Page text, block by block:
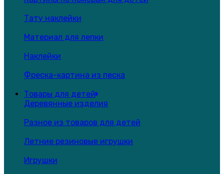
Тату наклейки
Материал для лепки
Наклейки
Фреска-картина из песка
Товары для детей
Деревянные изделия
Разное из товаров для детей
Летние резиновые игрушки
Игрушки